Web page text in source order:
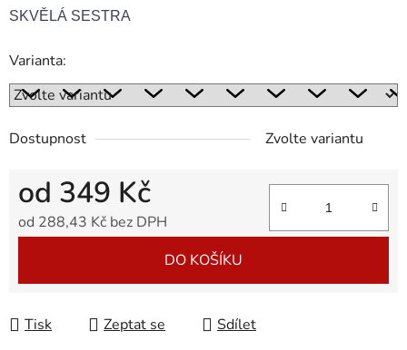
SKVĚLÁ SESTRA
Varianta:
Dostupnost Zvolte variantu
od 349 Kč
od 288,43 Kč bez DPH
DO KOŠÍKU
Tisk Zeptat se Sdílet